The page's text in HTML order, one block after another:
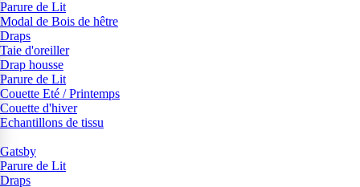
Parure de Lit
Modal de Bois de hêtre
Draps
Taie d'oreiller
Drap housse
Parure de Lit
Couette Eté / Printemps
Couette d'hiver
Echantillons de tissu
Gatsby
Parure de Lit
Draps